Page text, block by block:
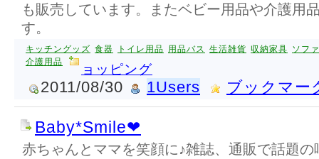
も販売しています。またベビー用品や介護用
す。
キッチングッズ 食器 トイレ用品 用品バス 生活雑貨 収納家具 ソフ
介護用品
ョッピング
2011/08/30 1Users ブックマー
Baby*Smile❤
赤ちゃんとママを笑顔に♪雑誌、通販で話題